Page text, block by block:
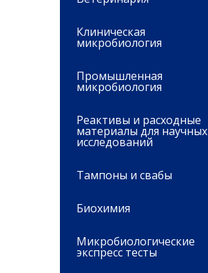
Клиническая
микробиология
Промышленная
микробиология
Реактивы и расходные
материалы для научных
исследований
Тампоны и свабы
Биохимия
Микробиологические
экспресс тесты